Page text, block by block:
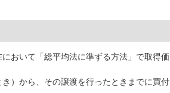
おいて「総平均法に準ずる方法」で取得価
）から、その譲渡を行ったときまでに買付